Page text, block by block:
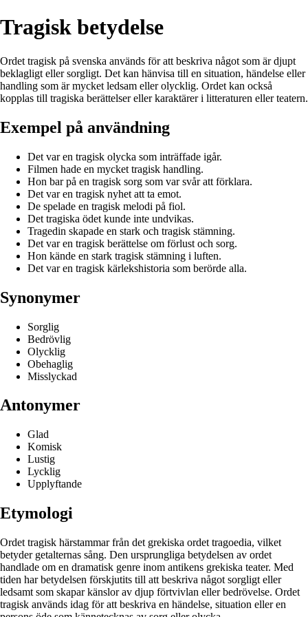
Tragisk betydelse
Ordet tragisk på svenska används för att beskriva något som är djupt
beklagligt eller sorgligt. Det kan hänvisa till en situation, händelse eller
handling som är mycket ledsam eller olycklig. Ordet kan också
kopplas till tragiska berättelser eller karaktärer i litteraturen eller teatern.
Exempel på användning
Det var en tragisk olycka som inträffade igår.
Filmen hade en mycket tragisk handling.
Hon bar på en tragisk sorg som var svår att förklara.
Det var en tragisk nyhet att ta emot.
De spelade en tragisk melodi på fiol.
Det tragiska ödet kunde inte undvikas.
Tragedin skapade en stark och tragisk stämning.
Det var en tragisk berättelse om förlust och sorg.
Hon kände en stark tragisk stämning i luften.
Det var en tragisk kärlekshistoria som berörde alla.
Synonymer
Sorglig
Bedrövlig
Olycklig
Obehaglig
Misslyckad
Antonymer
Glad
Komisk
Lustig
Lycklig
Upplyftande
Etymologi
Ordet tragisk härstammar från det grekiska ordet tragoedia, vilket
betyder getalternas sång. Den ursprungliga betydelsen av ordet
handlade om en dramatisk genre inom antikens grekiska teater. Med
tiden har betydelsen förskjutits till att beskriva något sorgligt eller
ledsamt som skapar känslor av djup förtvivlan eller bedrövelse. Ordet
tragisk används idag för att beskriva en händelse, situation eller en